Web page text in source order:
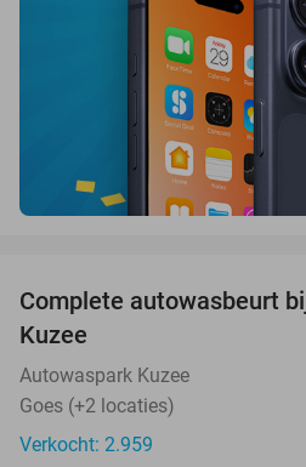
Complete autowasbeurt
Kuzee
Autowaspark Kuzee
Goes (+2 locaties)
Verkocht: 2.959